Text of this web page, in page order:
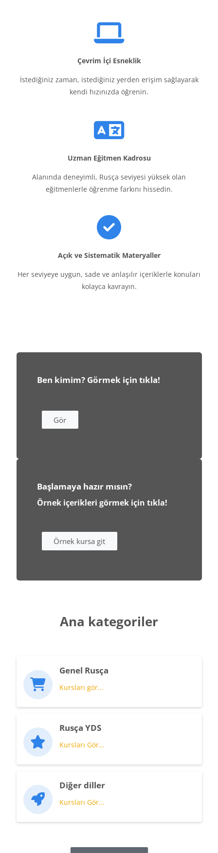
Çevrim İçi Esneklik
İstediğiniz zaman, istediğiniz yerden erişim sağlayarak
kendi hızınızda öğrenin.
Uzman Eğitmen Kadrosu
Alanında deneyimli, Rusça seviyesi yüksek olan
eğitmenlerle öğrenme farkını hissedin.
Açık ve Sistematik Materyaller
Her seviyeye uygun, sade ve anlaşılır içeriklerle konuları
kolayca kavrayın.
Ben kimim? Görmek için tıkla!
Gör
Başlamaya hazır mısın?
Örnek içerikleri görmek için tıkla!
Örnek kursa git
Ana kategoriler
Genel Rusça
Kursları gör...
Rusça YDS
Kursları Gör...
Diğer diller
Kursları Gör...